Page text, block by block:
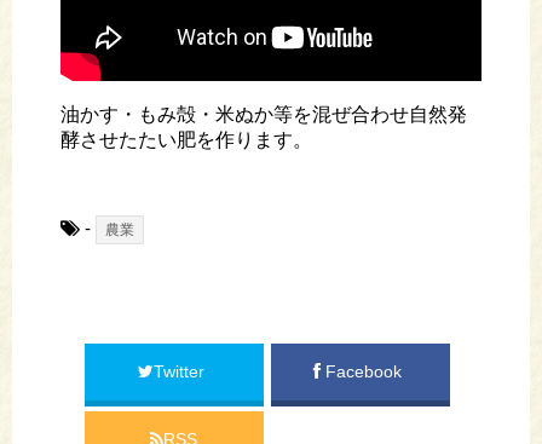
油かす・もみ殻・米ぬか等を混ぜ合わせ自然発
酵させたたい肥を作ります。
- 農業
Twitter Facebook
RSS